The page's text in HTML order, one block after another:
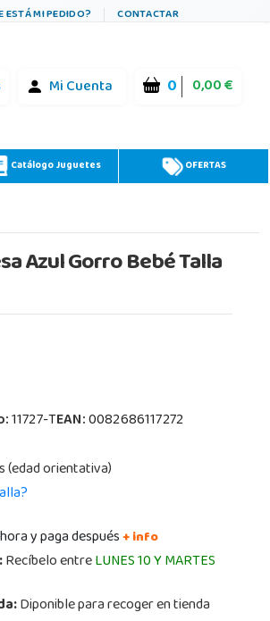
ESTÁ MI PEDIDO? CONTACTAR
Mi Cuenta 0 0,00 €
Catálogo Juguetes OFERTAS
Azul Gorro Bebé Talla
11727-TEAN:0082686117272
(edad orientativa)
y paga después+ info
Recíbelo entreLUNES 10 Y MARTES
Diponible para recoger en tienda